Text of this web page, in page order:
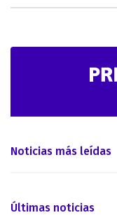
Noticias más leídas
Últimas noticias